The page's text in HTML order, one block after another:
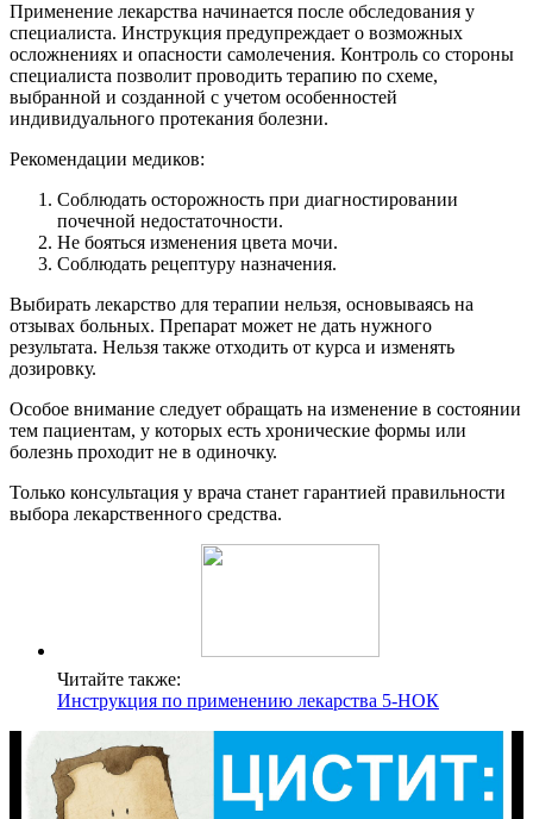
Применение лекарства начинается после обследования у
специалиста. Инструкция предупреждает о возможных
осложнениях и опасности самолечения. Контроль со стороны
специалиста позволит проводить терапию по схеме,
выбранной и созданной с учетом особенностей
индивидуального протекания болезни.
Рекомендации медиков:
Соблюдать осторожность при диагностировании
почечной недостаточности.
Не бояться изменения цвета мочи.
Соблюдать рецептуру назначения.
Выбирать лекарство для терапии нельзя, основываясь на
отзывах больных. Препарат может не дать нужного
результата. Нельзя также отходить от курса и изменять
дозировку.
Особое внимание следует обращать на изменение в состоянии
тем пациентам, у которых есть хронические формы или
болезнь проходит не в одиночку.
Только консультация у врача станет гарантией правильности
выбора лекарственного средства.
Читайте также:
Инструкция по применению лекарства 5-НОК